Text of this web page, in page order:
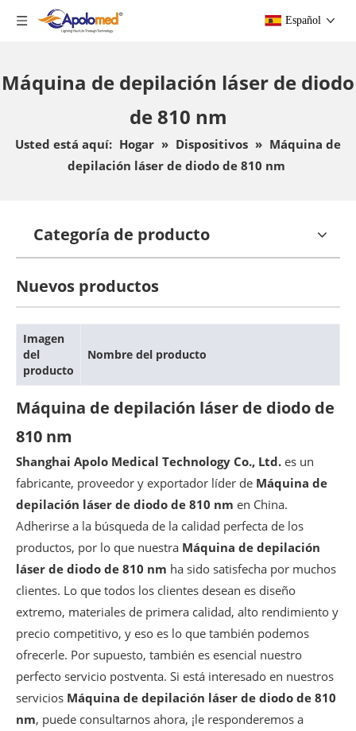
Español
Máquina de depilación láser de diodo
de 810 nm
Usted está aquí: Hogar » Dispositivos » Máquina de
depilación láser de diodo de 810 nm
Categoría de producto
Nuevos productos
Imagen
del
producto
Nombre del producto
Máquina de depilación láser de diodo de
810 nm
Shanghai Apolo Medical Technology Co., Ltd. es un
fabricante, proveedor y exportador líder de Máquina de
depilación láser de diodo de 810 nm en China.
Adherirse a la búsqueda de la calidad perfecta de los
productos, por lo que nuestra Máquina de depilación
láser de diodo de 810 nm ha sido satisfecha por muchos
clientes. Lo que todos los clientes desean es diseño
extremo, materiales de primera calidad, alto rendimiento y
precio competitivo, y eso es lo que también podemos
ofrecerle. Por supuesto, también es esencial nuestro
perfecto servicio postventa. Si está interesado en nuestros
servicios Máquina de depilación láser de diodo de 810
nm, puede consultarnos ahora, ¡le responderemos a